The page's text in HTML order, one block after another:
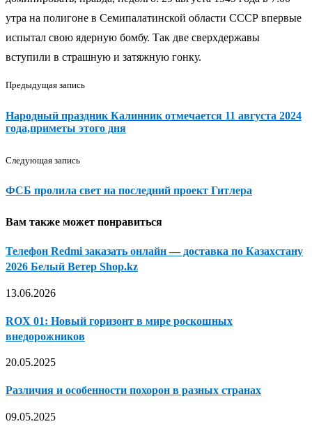
утра на полигоне в Семипалатинской области СССР впервые
испытал свою ядерную бомбу. Так две сверхдержавы
вступили в страшную и затяжную гонку.
Предыдущая запись
Народный праздник Калинник отмечается 11 августа 2024
года,приметы этого дня
Следующая запись
ФСБ пролила свет на последний проект Гитлера
Вам также может понравиться
Телефон Redmi заказать онлайн — доставка по Казахстану
2026 Белый Ветер Shop.kz
13.06.2026
ROX 01: Новый горизонт в мире роскошных
внедорожников
20.05.2025
Различия и особенности похорон в разных странах
09.05.2025